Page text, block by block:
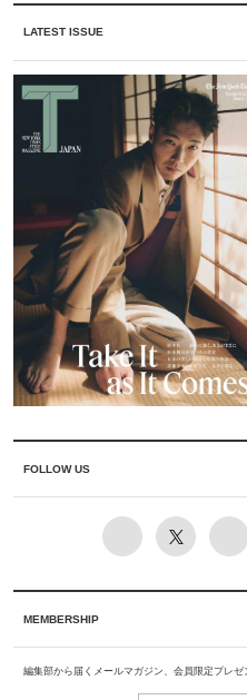
LATEST ISSUE
FOLLOW US
MEMBERSHIP
編集部から届くメールマガジン、会員限定プレ